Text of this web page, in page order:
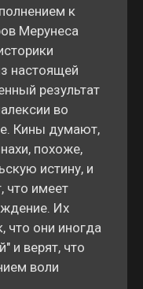
к
Мерунеса
настоящей
результат
во
Кины думают,
похоже,
истину, и
что имеет
Их
что они иногда
и верят, что
воли